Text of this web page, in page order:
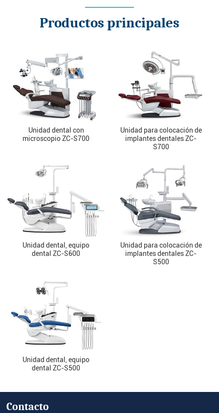
Productos principales
Unidad dental con
microscopio ZC-S700
Unidad para colocación de
implantes dentales ZC-
S700
Unidad dental, equipo
dental ZC-S600
Unidad para colocación de
implantes dentales ZC-
S500
Unidad dental, equipo
dental ZC-S500
Contacto